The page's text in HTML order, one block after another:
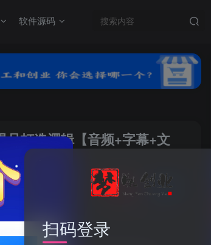
软件源码
品打造逻辑【音频+字幕+文
关注 私信
扫码登录